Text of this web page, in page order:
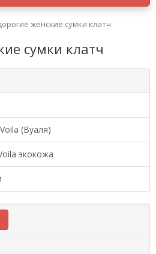
женские сумки клатч
сумки клатч
(Вуаля)
экокожа